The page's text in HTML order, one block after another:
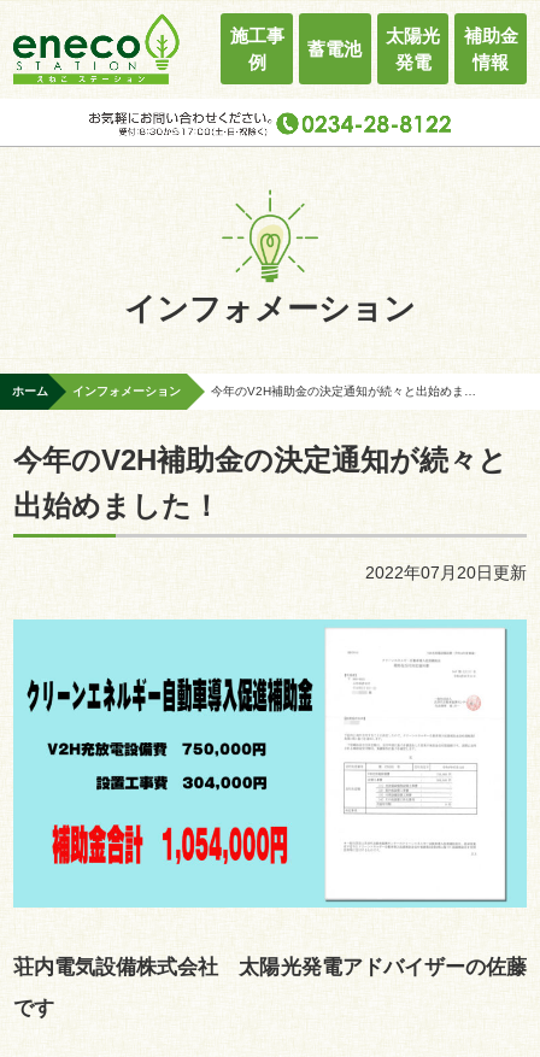
施工事
例
蓄電池
太陽光
発電
補助金
情報
インフォメーション
ホーム インフォメーション 今年のV2H補助金の決定通知が続々と出始めました！
今年のV2H補助金の決定通知が続々と
出始めました！
2022年07月20日更新
荘内電気設備株式会社 太陽光発電アドバイザーの佐藤
です